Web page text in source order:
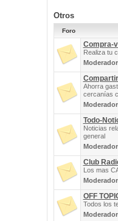
Otros
Foro
Compra-
Realiza tu
Ahorra
cercanías
Todo-
Noticias
general
Club
Los mas
OFF
Todos los